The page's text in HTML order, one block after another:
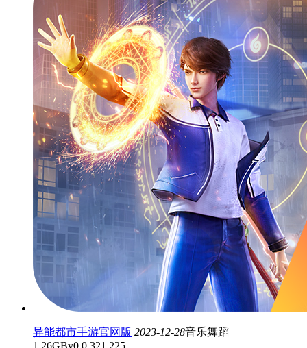
异能都市手游官网版 2023-12-28音乐舞蹈
1.26GBv0.0.321.225